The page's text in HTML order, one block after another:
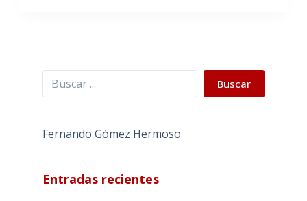
Buscar Buscar
Fernando Gómez Hermoso
Entradas recientes